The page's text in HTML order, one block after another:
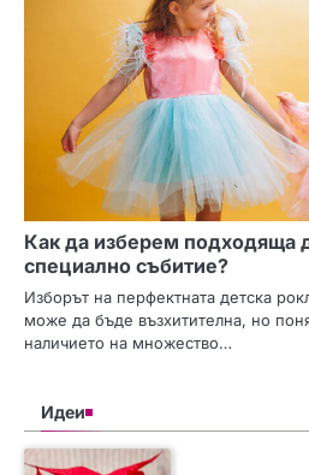
Как да изберем подходяща
специално събитие?
Изборът на перфектната детска
може да бъде възхитителна, но
наличието на множество…
Идеи